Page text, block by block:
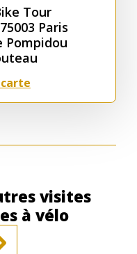
Tour
Paris
Pompidou
visites
à vélo